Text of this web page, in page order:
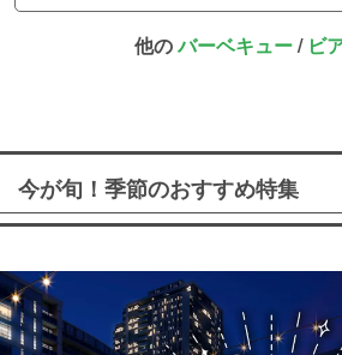
他のバーベキュー/ ビ
今が旬！季節のおすすめ特集